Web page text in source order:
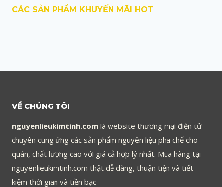
CÁC SẢN PHẨM KHUYẾN MÃI HOT
VỀ CHÚNG TÔI
nguyenlieukimtinh.com là website thương mại điện tử
chuyên cung ứng các sản phẩm nguyên liệu pha chế cho
quán, chất lượng cao với giá cả hợp lý nhất. Mua hàng tại
nguyenlieukimtinh.com thật dễ dàng, thuận tiện và tiết
kiệm thời gian và tiền bạc